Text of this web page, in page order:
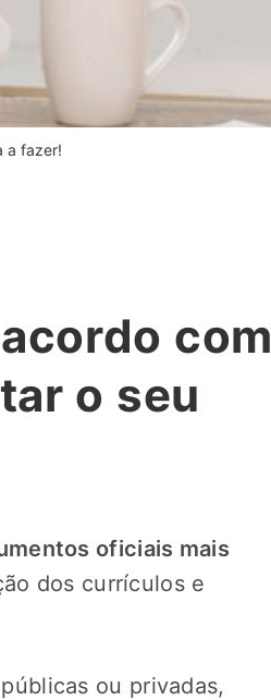
a fazer!
com
o seu
oficiais mais
dos currículos e
ou privadas,